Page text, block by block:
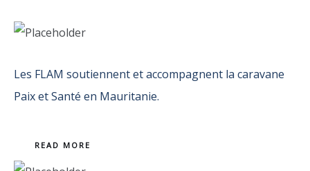
Les FLAM soutiennent et accompagnent la caravane
Paix et Santé en Mauritanie.
READ MORE